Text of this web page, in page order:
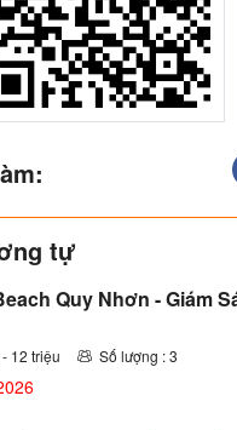
tự
Quy Nhơn - Giám
12 triệu Số lượng : 3